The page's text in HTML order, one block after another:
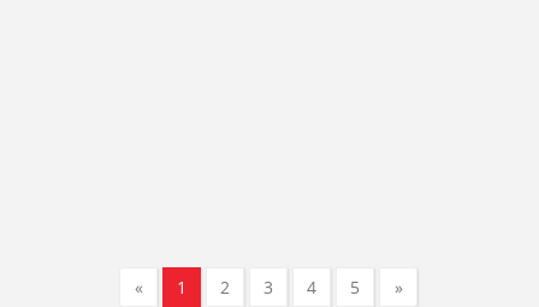
« 1 2 3 4 5 »